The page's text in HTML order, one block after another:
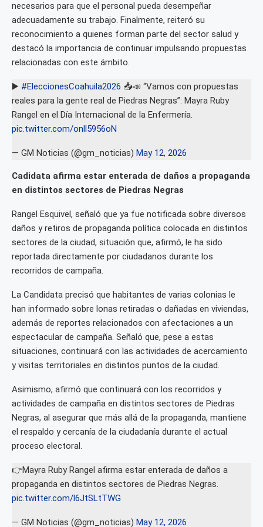
necesarios para que el personal pueda desempeñar
adecuadamente su trabajo. Finalmente, reiteró su
reconocimiento a quienes forman parte del sector salud y
destacó la importancia de continuar impulsando propuestas
relacionadas con este ámbito.
▶️ #EleccionesCoahuila2026 📥📣 “Vamos con propuestas
reales para la gente real de Piedras Negras”: Mayra Ruby
Rangel en el Día Internacional de la Enfermería.
pic.twitter.com/onll5956oN
— GM Noticias (@gm_noticias) May 12, 2026
Cadidata afirma estar enterada de daños a propaganda
en distintos sectores de Piedras Negras
Rangel Esquivel, señaló que ya fue notificada sobre diversos
daños y retiros de propaganda política colocada en distintos
sectores de la ciudad, situación que, afirmó, le ha sido
reportada directamente por ciudadanos durante los
recorridos de campaña.
La Candidata precisó que habitantes de varias colonias le
han informado sobre lonas retiradas o dañadas en viviendas,
además de reportes relacionados con afectaciones a un
espectacular de campaña. Señaló que, pese a estas
situaciones, continuará con las actividades de acercamiento
y visitas territoriales en distintos puntos de la ciudad.
Asimismo, afirmó que continuará con los recorridos y
actividades de campaña en distintos sectores de Piedras
Negras, al asegurar que más allá de la propaganda, mantiene
el respaldo y cercanía de la ciudadanía durante el actual
proceso electoral.
👉Mayra Ruby Rangel afirma estar enterada de daños a
propaganda en distintos sectores de Piedras Negras.
pic.twitter.com/l6JtSLtTWG
— GM Noticias (@gm_noticias) May 12, 2026